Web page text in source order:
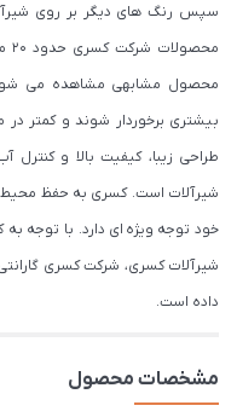
سپس رنگ های دیگر بر روی
محصول مشابهی مشاهده می
بیشتری برخوردار شوند و کمتر
طراحی زیبا، کیفیت بالا و کنترل
شیرآلات است. کسری به حفظ
خود توجه ویژه ای دارد. با توجه به
داده است.
مشخصات محصول